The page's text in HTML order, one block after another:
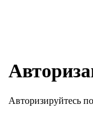
Авторизируйтесь